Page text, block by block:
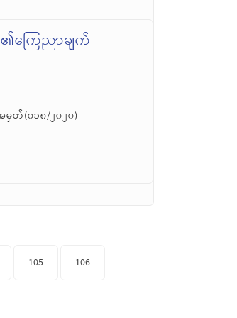
၏ကြေညာချက်
မှတ်(၀၁၈/၂၀၂၀)
105 106